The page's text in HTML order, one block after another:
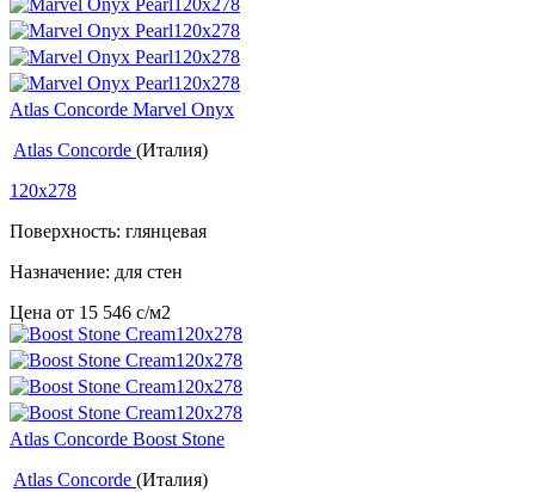
Atlas Concorde Marvel Onyx
Atlas Concorde (Италия)
120x278
Поверхность: глянцевая
Назначение: для стен
Цена от 15 546 c/м2
Atlas Concorde Boost Stone
Atlas Concorde (Италия)